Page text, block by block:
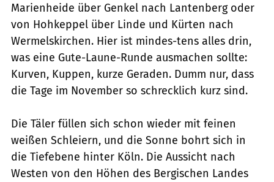
Marienheide über Genkel nach Lantenberg oder
von Hohkeppel über Linde und Kürten nach
Wermelskirchen. Hier ist mindes-tens alles drin,
was eine Gute-Laune-Runde ausmachen sollte:
Kurven, Kuppen, kurze Geraden. Dumm nur, dass
die Tage im November so schrecklich kurz sind.
Die Täler füllen sich schon wieder mit feinen
weißen Schleiern, und die Sonne bohrt sich in
die Tiefebene hinter Köln. Die Aussicht nach
Westen von den Höhen des Bergischen Landes